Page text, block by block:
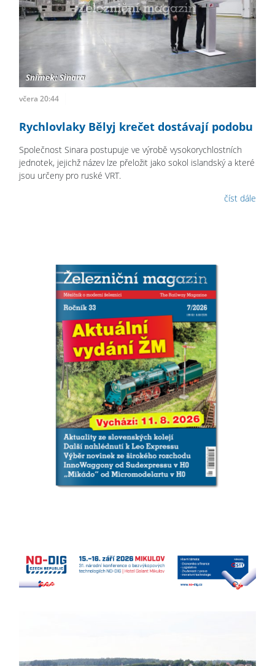
včera 20:44
Rychlovlaky Bělyj krečet dostávají podobu
Společnost Sinara postupuje ve výrobě vysokorychlostních
jednotek, jejichž název lze přeložit jako sokol islandský a které
jsou určeny pro ruské VRT.
číst dále